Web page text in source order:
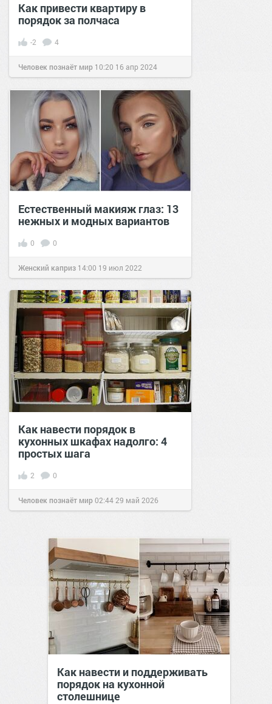
Как привести квартиру в
порядок за полчаса
-2 4
Человек познаёт мир 10:20 16 апр 2024
Естественный макияж глаз: 13
нежных и модных вариантов
0 0
Женский каприз 14:00 19 июл 2022
Как навести порядок в
кухонных шкафах надолго: 4
простых шага
2 0
Человек познаёт мир02:44 29 май 2026
Как навести и поддерживать
порядок на кухонной
столешнице